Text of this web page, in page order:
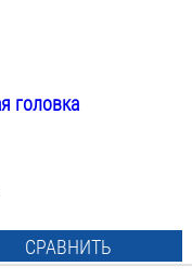
головка
СРАВНИТЬ